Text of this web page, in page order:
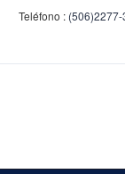
Teléfono :